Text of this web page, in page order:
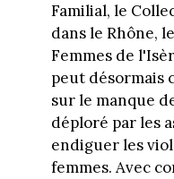
Familial, le
dans le Rhône,
Femmes de
peut désormais
sur le manque
déploré par les
endiguer les
femmes. Avec